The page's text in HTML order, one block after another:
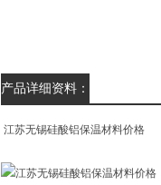
产品详细资料：
江苏无锡硅酸铝保温材料价格